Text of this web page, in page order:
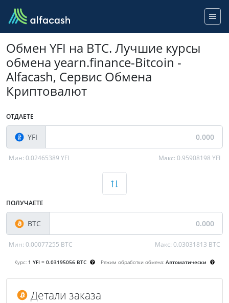
Обмен YFI на BTC. Лучшие курсы
обмена yearn.finance-Bitcoin -
Alfacash, Сервис Обмена
Криптовалют
ОТДАЕТЕ
YFI
Мин: 0.02465389 YFI Макс:0.95908198 YFI
ПОЛУЧАЕТЕ
BTC
Мин: 0.00077255 BTC Макс:0.03031813 BTC
Курс: 1 YFI = 0.03195056 BTC Режим обработки обмена: Автоматически
Детали заказа